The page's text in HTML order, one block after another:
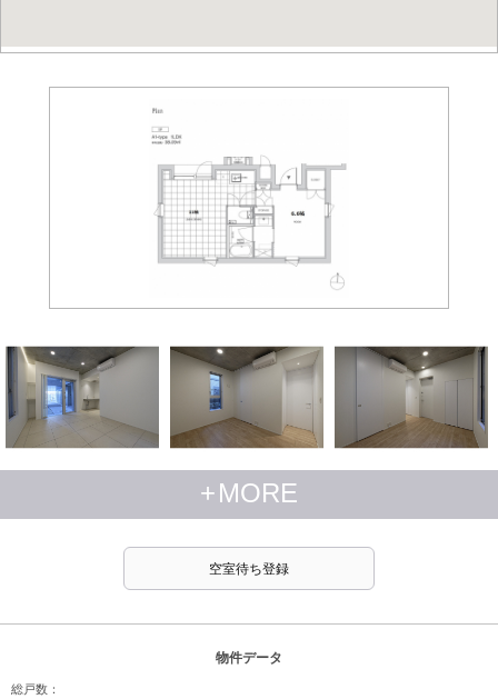
+MORE
空室待ち登録
物件データ
総戸数：